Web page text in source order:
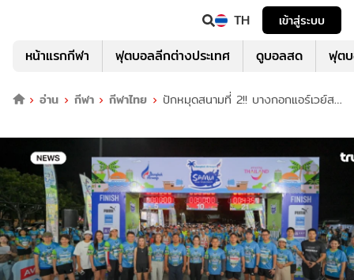
TH เข้าสู่ระบบ
หน้าแรกกีฬา ฟุตบอลลีกต่างประเทศ ดูบอลสด ฟุต
อ่าน กีฬา กีฬาไทย
ปักหมุดสนามที่ 2!! บางกอกแอร์เวย์ส